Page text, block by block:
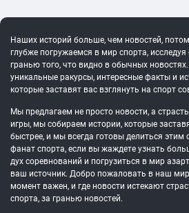
Наших историй больше, чем новостей,
глубже погружаемся в мир спорта, исследуя
гранью того, что видно в обычных
уникальные ракурсы, интересные факты и
которые заставят вас взглянуть на спорт
Мы предлагаем не просто новости, а
игры, мы собираем истории, которые
быстрее, и мы всегда готовы делиться
фанат спорта, если вы жаждете узнать
дух соревнований и погрузиться в мир
ваш источник. Добро пожаловать в наш
момент важен, и где новости истекают
спорта, за гранью новостей.